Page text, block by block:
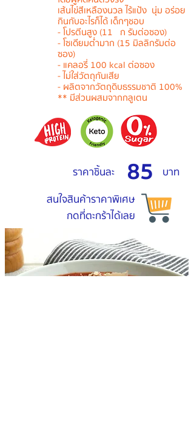
เส้นไข่สีเหลืองนวล ไร้แป้ง นุ่ม อร่อย
กินกับอะไรก็ได้ เด็กๆชอบ
- โปรตีนสูง (11 ก รัมต่อซอง)
- โซเดียมต่ำมาก (15 มิลลิกรัมต่อ
ซอง)
- แคลอรี่ 100 kcal ต่อซอง
- ไม่ใส่วัตถุกันเสีย
- ผลิตจากวัตถุดิบธรรมชาติ 100%
** มีส่วนผสมจากกลูเตน
ราคาชิ้นละ 85
บาท
สนใจสินค้าราคาพิเศษ
กดที่ตะกร้าได้เลย